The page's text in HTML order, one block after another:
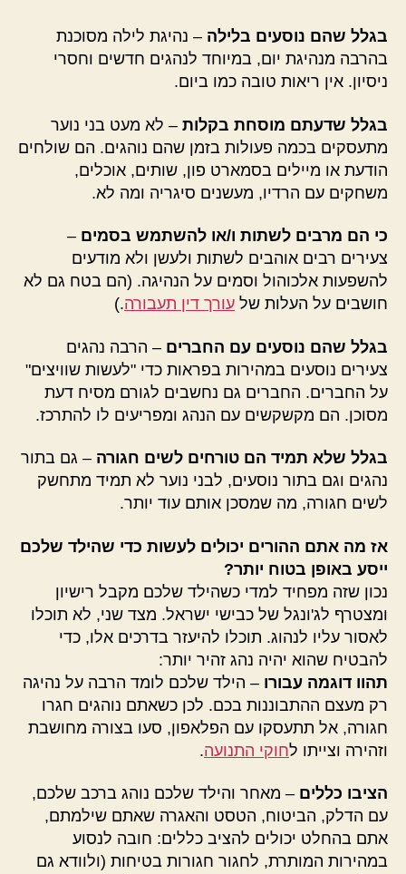
בגלל שהם נוסעים בלילה – נהיגת לילה מסוכנת
בהרבה מנהיגת יום, במיוחד לנהגים חדשים וחסרי
ניסיון. אין ריאות טובה כמו ביום.
בגלל שדעתם מוסחת בקלות – לא מעט בני נוער
מתעסקים בכמה פעולות בזמן שהם נוהגים. הם שולחים
הודעת או מיילים בסמארט פון, שותים, אוכלים,
משחקים עם הרדיו, מעשנים סיגריה ומה לא.
כי הם מרבים לשתות ו/או להשתמש בסמים –
צעירים רבים אוהבים לשתות ולעשן ולא מודעים
להשפעות אלכוהול וסמים על הנהיגה. (הם בטח גם לא
חושבים על העלות של עורך דין תעבורה.)
בגלל שהם נוסעים עם החברים – הרבה נהגים
צעירים נוסעים במהירות בפראות כדי "לעשות שוויצים"
על החברים. החברים גם נחשבים לגורם מסיח דעת
מסוכן. הם מקשקשים עם הנהג ומפריעים לו להתרכז.
בגלל שלא תמיד הם טורחים לשים חגורה – גם בתור
נהגים וגם בתור נוסעים, לבני נוער לא תמיד מתחשק
לשים חגורה, מה שמסכן אותם עוד יותר.
אז מה אתם ההורים יכולים לעשות כדי שהילד שלכם
ייסע באופן בטוח יותר?
נכון שזה מפחיד למדי כשהילד שלכם מקבל רישיון
ומצטרף לג'ונגל של כבישי ישראל. מצד שני, לא תוכלו
לאסור עליו לנהוג. תוכלו להיעזר בדרכים אלו, כדי
להבטיח שהוא יהיה נהג זהיר יותר:
תהוו דוגמה עבורו – הילד שלכם לומד הרבה על נהיגה
רק מעצם ההתבוננות בכם. לכן כשאתם נוהגים חגרו
חגורה, אל תתעסקו עם הפלאפון, סעו בצורה מחושבת
וזהירה וצייתו לחוקי התנועה.
הציבו כללים – מאחר והילד שלכם נוהג ברכב שלכם,
עם הדלק, הביטוח, הטסט והאגרה שאתם שילמתם,
אתם בהחלט יכולים להציב כללים: חובה לנסוע
במהירות המותרת, לחגור חגורות בטיחות (ולוודא גם